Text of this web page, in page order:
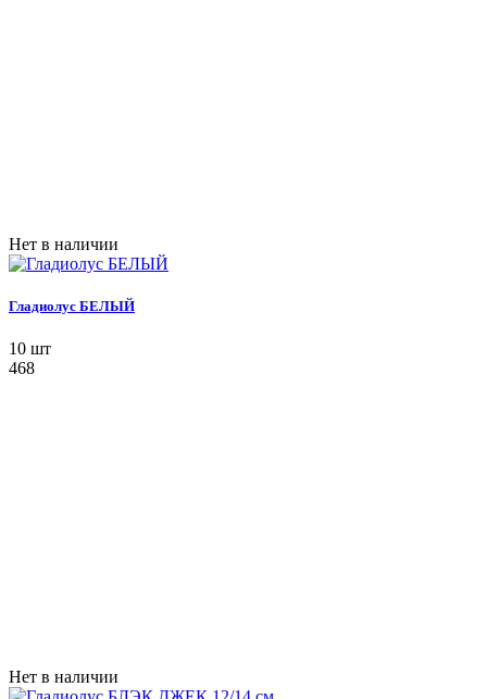
Нет в наличии
Гладиолус БЕЛЫЙ
10 шт
468
Нет в наличии